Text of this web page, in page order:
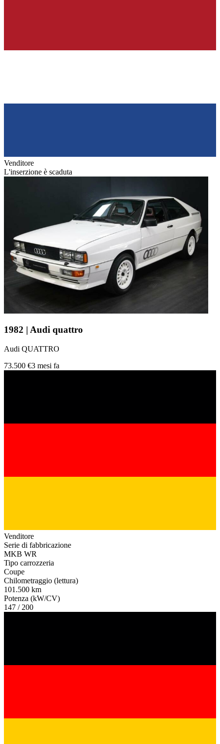
Venditore
L'inserzione è scaduta
1982 | Audi quattro
Audi QUATTRO
73.500 €3 mesi fa
Venditore
Serie di fabbricazione
MKB WR
Tipo carrozzeria
Coupe
Chilometraggio (lettura)
101.500 km
Potenza (kW/CV)
147 / 200